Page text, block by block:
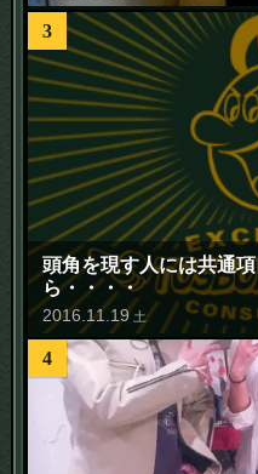
3
頭角を現す人には共通
ら・・・・
2016 11 19 土
4